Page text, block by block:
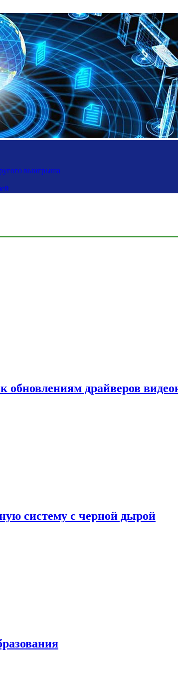
выигрыша
обновлениям драйверов
систему с черной дырой